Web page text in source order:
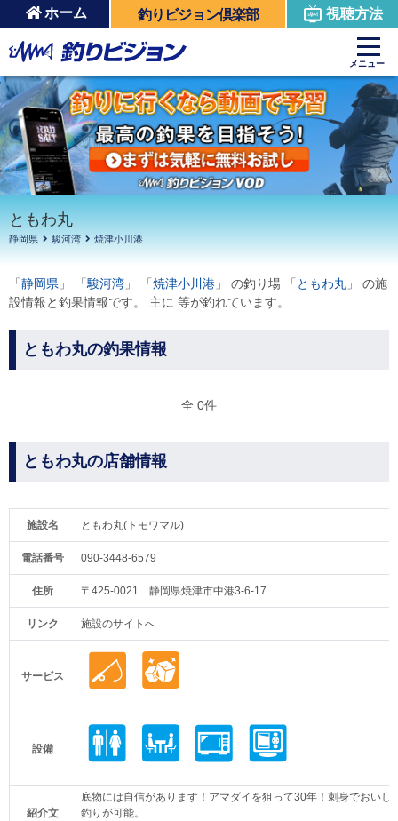
ホーム 釣りビジョン倶楽部 視聴方法
メニュー
ともわ丸
静岡県 駿河湾 焼津小川港
「 静岡県 」 「駿河湾 」 「 焼津小川港 」 の釣り場 「 ともわ丸 」 の施
設情報と釣果情報です。 主に 等が釣れています。
ともわ丸の釣果情報
全 0件
ともわ丸の店舗情報
施設名 ともわ丸(トモワマル)
電話番号 090-3448-6579
住所 〒425-0021 静岡県焼津市中港3-6-17
リンク 施設のサイトへ
サービス
設備
紹介文
底物には自信があります！アマダイを狙って30年！刺身でおい
釣りが可能。
周辺の施設を見る